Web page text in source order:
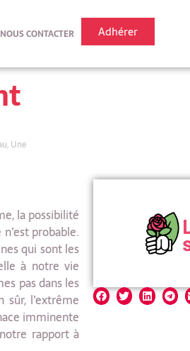
NOUS CONTACTER Adhérer
, Une
la possibilité
probable.
qui sont les
à notre vie
pas dans les
l’extrême
imminente
rapport à